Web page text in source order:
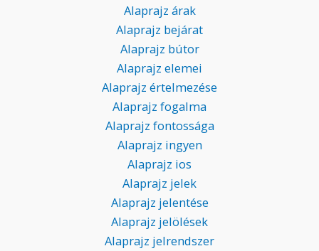
Alaprajz árak
Alaprajz bejárat
Alaprajz bútor
Alaprajz elemei
Alaprajz értelmezése
Alaprajz fogalma
Alaprajz fontossága
Alaprajz ingyen
Alaprajz ios
Alaprajz jelek
Alaprajz jelentése
Alaprajz jelölések
Alaprajz jelrendszer